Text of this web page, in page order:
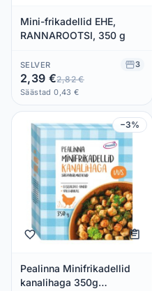
Mini-frikadellid EHE,
RANNAROOTSI, 350 g
SELVER 3
2,39 €2,82 €
Säästad 0,43 €
−3%
Pealinna Minifrikadellid
kanalihaga 350g